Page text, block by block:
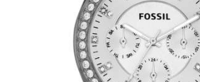
FOSSIL ES3202
345.00 KM